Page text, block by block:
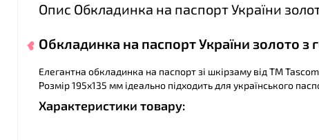
Опис Обкладинка на паспорт України
Обкладинка на паспорт України золото
Елегантна обкладинка на паспорт зі шкірзаму від ТМ
Розмір 195х135 мм ідеально підходить для українського
Характеристики товару: